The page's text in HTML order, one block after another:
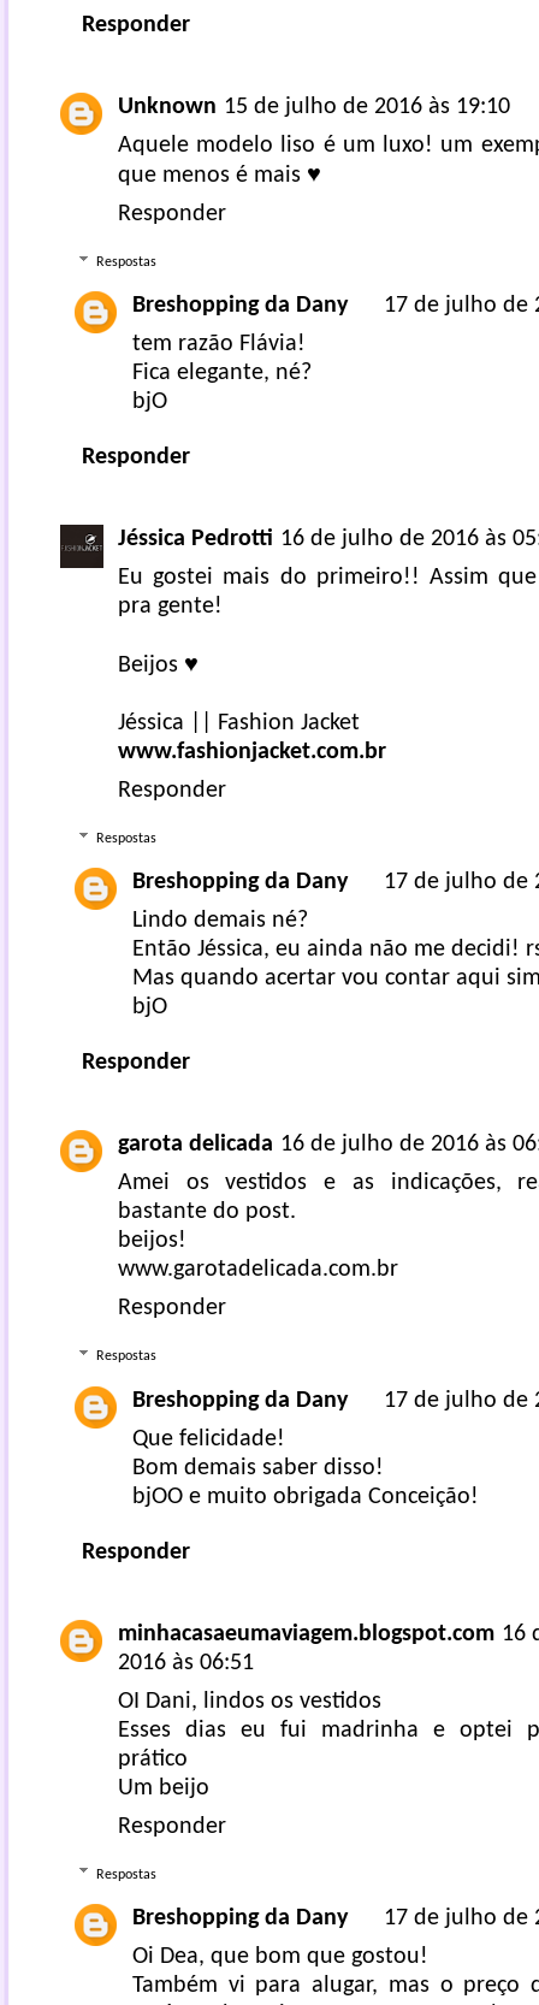
Responder
Unknown 15 de julho de 2016 às 19:10
Aquele modelo liso é um luxo! um
que menos é mais ♥
Responder
Respostas
Breshopping da Dany
17 de julho de
tem razão Flávia!
Fica elegante, né?
bjO
Responder
Jéssica Pedrotti 16 de julho de 2016 às
Eu gostei mais do primeiro!! Assim
pra gente!
Beijos ♥
Jéssica || Fashion Jacket
www.fashionjacket.com.br
Responder
Respostas
Breshopping da Dany
17 de julho de
Lindo demais né?
Então Jéssica, eu ainda não me decidi!
Mas quando acertar vou contar aqui
bjO
Responder
garota delicada 16 de julho de 2016 às
Amei os vestidos e as indicações,
bastante do post.
beijos!
www.garotadelicada.com.br
Responder
Respostas
Breshopping da Dany
17 de julho de
Que felicidade!
Bom demais saber disso!
bjOO e muito obrigada Conceição!
Responder
minhacasaeumaviagem.blogspot.com 16
2016 às 06:51
OI Dani, lindos os vestidos
Esses dias eu fui madrinha e optei
prático
Um beijo
Responder
Respostas
Breshopping da Dany
17 de julho de
Oi Dea, que bom que gostou!
Também vi para alugar, mas o preço